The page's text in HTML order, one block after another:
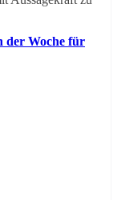
der Woche für